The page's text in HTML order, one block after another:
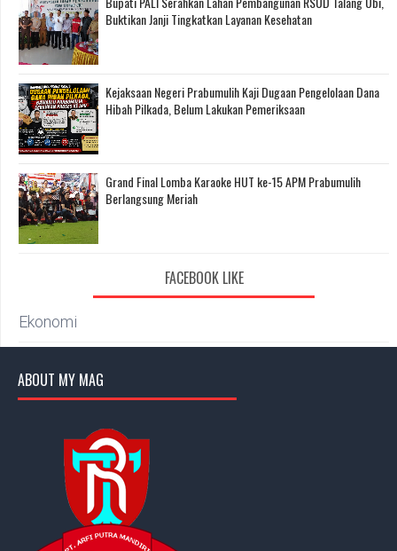
Buktikan Janji Tingkatkan Layanan Kesehatan
Kejaksaan Negeri Prabumulih Kaji Dugaan Pengelolaan Dana
Hibah Pilkada, Belum Lakukan Pemeriksaan
Grand Final Lomba Karaoke HUT ke-15 APM Prabumulih
Berlangsung Meriah
FACEBOOK LIKE
Ekonomi
ABOUT MY MAG